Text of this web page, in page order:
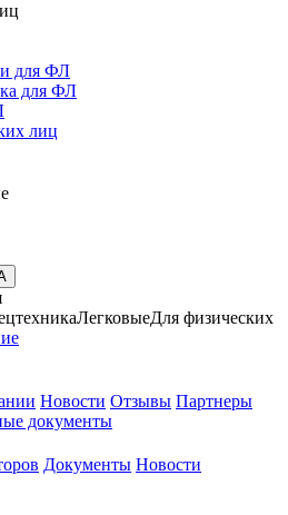
для ФЛ
для ФЛ
лиц
ЛегковыеДля физических
Новости Отзывы Партнеры
документы
Документы Новости